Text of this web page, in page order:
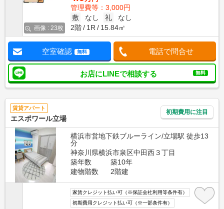
画像 : 23枚
管理費等：3,000円
敷
なし 礼
なし
2階
1R 15.84㎡
空室確認 無料 電話で問合せ
お店にLINEで相談する 無料
賃貸アパート
エスポワール立場
初期費用に注目
横浜市営地下鉄ブルーライン/立場駅 徒歩13
分
神奈川県横浜市泉区中田西３丁目
築年数
築10年
建物階数
2階建
家賃クレジット払い可（※保証会社利用等条件有）
初期費用クレジット払い可（※一部条件有）